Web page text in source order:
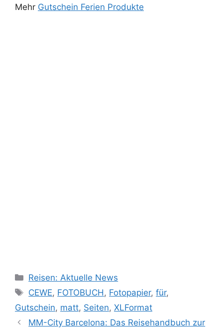
Mehr Gutschein Ferien Produkte
Kategorien
Reisen: Aktuelle News
Schlagwörter
CEWE, FOTOBUCH, Fotopapier,für,
Gutschein, matt, Seiten, XLFormat
MM-City Barcelona: Das Reisehandbuch zur